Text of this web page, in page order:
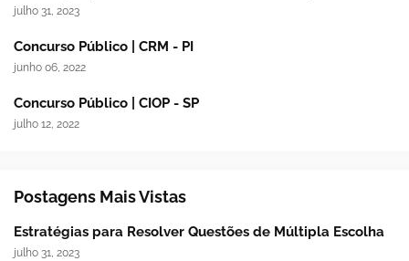
julho 31, 2023
Concurso Público | CRM - PI
junho 06, 2022
Concurso Público | CIOP - SP
julho 12, 2022
Postagens Mais Vistas
Estratégias para Resolver Questões de Múltipla Escolha
julho 31, 2023